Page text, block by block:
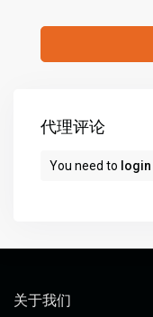
代理评论
You need to login
关于我们